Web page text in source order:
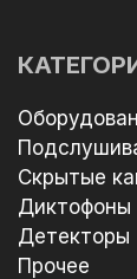
Скрытые
Диктофоны
Детекторы
Прочее